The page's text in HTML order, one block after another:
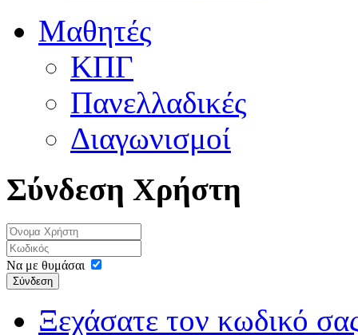
Μαθητές
ΚΠΓ
Πανελλαδικές
Διαγωνισμοί
Σύνδεση Χρήστη
Να με θυμάσαι
Σύνδεση
Ξεχάσατε τον κωδικό